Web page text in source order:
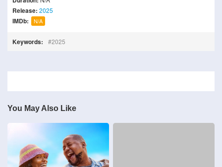
Release: 2025
IMDb: N/A
Keywords: 2025
You May Also Like